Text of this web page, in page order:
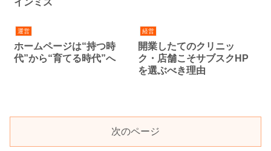
運営
ホームページは“持つ時
代”から“育てる時代”へ
経営
開業したてのクリニッ
ク・店舗こそサブスクHP
を選ぶべき理由
次のページ